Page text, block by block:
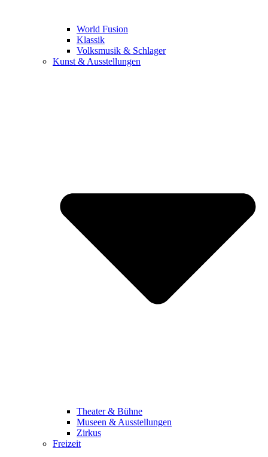
World Fusion
Klassik
Volksmusik & Schlager
Kunst & Ausstellungen
Theater & Bühne
Museen & Ausstellungen
Zirkus
Freizeit